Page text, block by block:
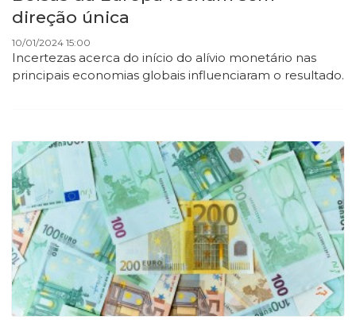
direção única
10/01/2024 15:00
Incertezas acerca do início do alívio monetário nas
principais economias globais influenciaram o resultado.